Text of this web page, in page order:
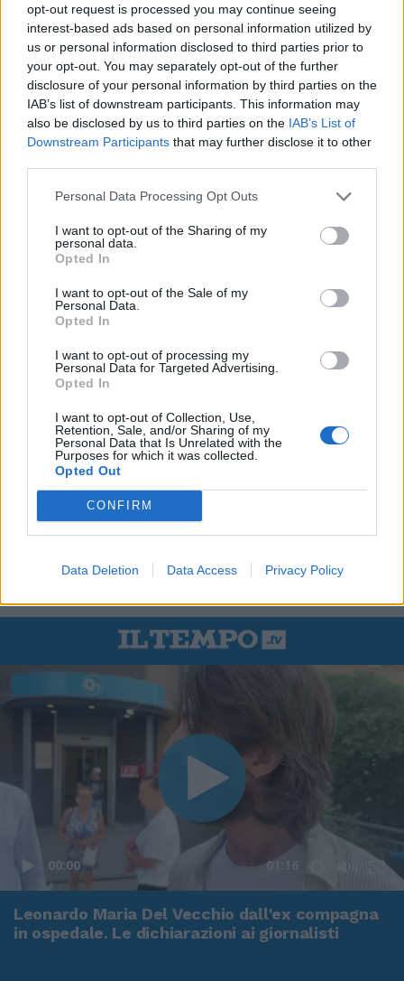
opt-out request is processed you may continue seeing
interest-based ads based on personal information utilized by
us or personal information disclosed to third parties prior to
your opt-out. You may separately opt-out of the further
disclosure of your personal information by third parties on the
IAB’s list of downstream participants. This information may
also be disclosed by us to third parties on the IAB’s List of
Downstream Participants that may further disclose it to other
Personal Data Processing Opt Outs
I want to opt-out of the Sharing of my
personal data.
Opted In
I want to opt-out of the Sale of my
Personal Data.
Opted In
I want to opt-out of processing my
Personal Data for Targeted Advertising.
Opted In
I want to opt-out of Collection, Use,
Retention, Sale, and/or Sharing of my
Personal Data that Is Unrelated with the
Purposes for which it was collected.
Opted Out
CONFIRM
Data Deletion Data Access Privacy Policy
00:00 01:16
Leonardo Maria Del Vecchio dall'ex compagna
in ospedale. Le dichiarazioni ai giornalisti